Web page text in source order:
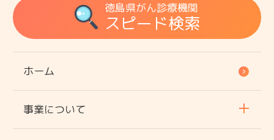
徳島県がん診療機関
スピード検索
ホーム
事業について